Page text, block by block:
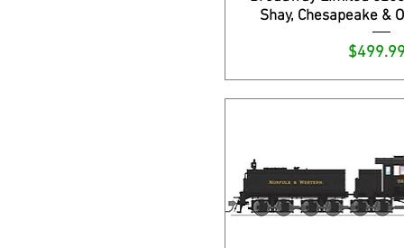
Shay, Chesapeake &
Precio